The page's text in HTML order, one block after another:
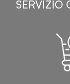
SERVIZIO